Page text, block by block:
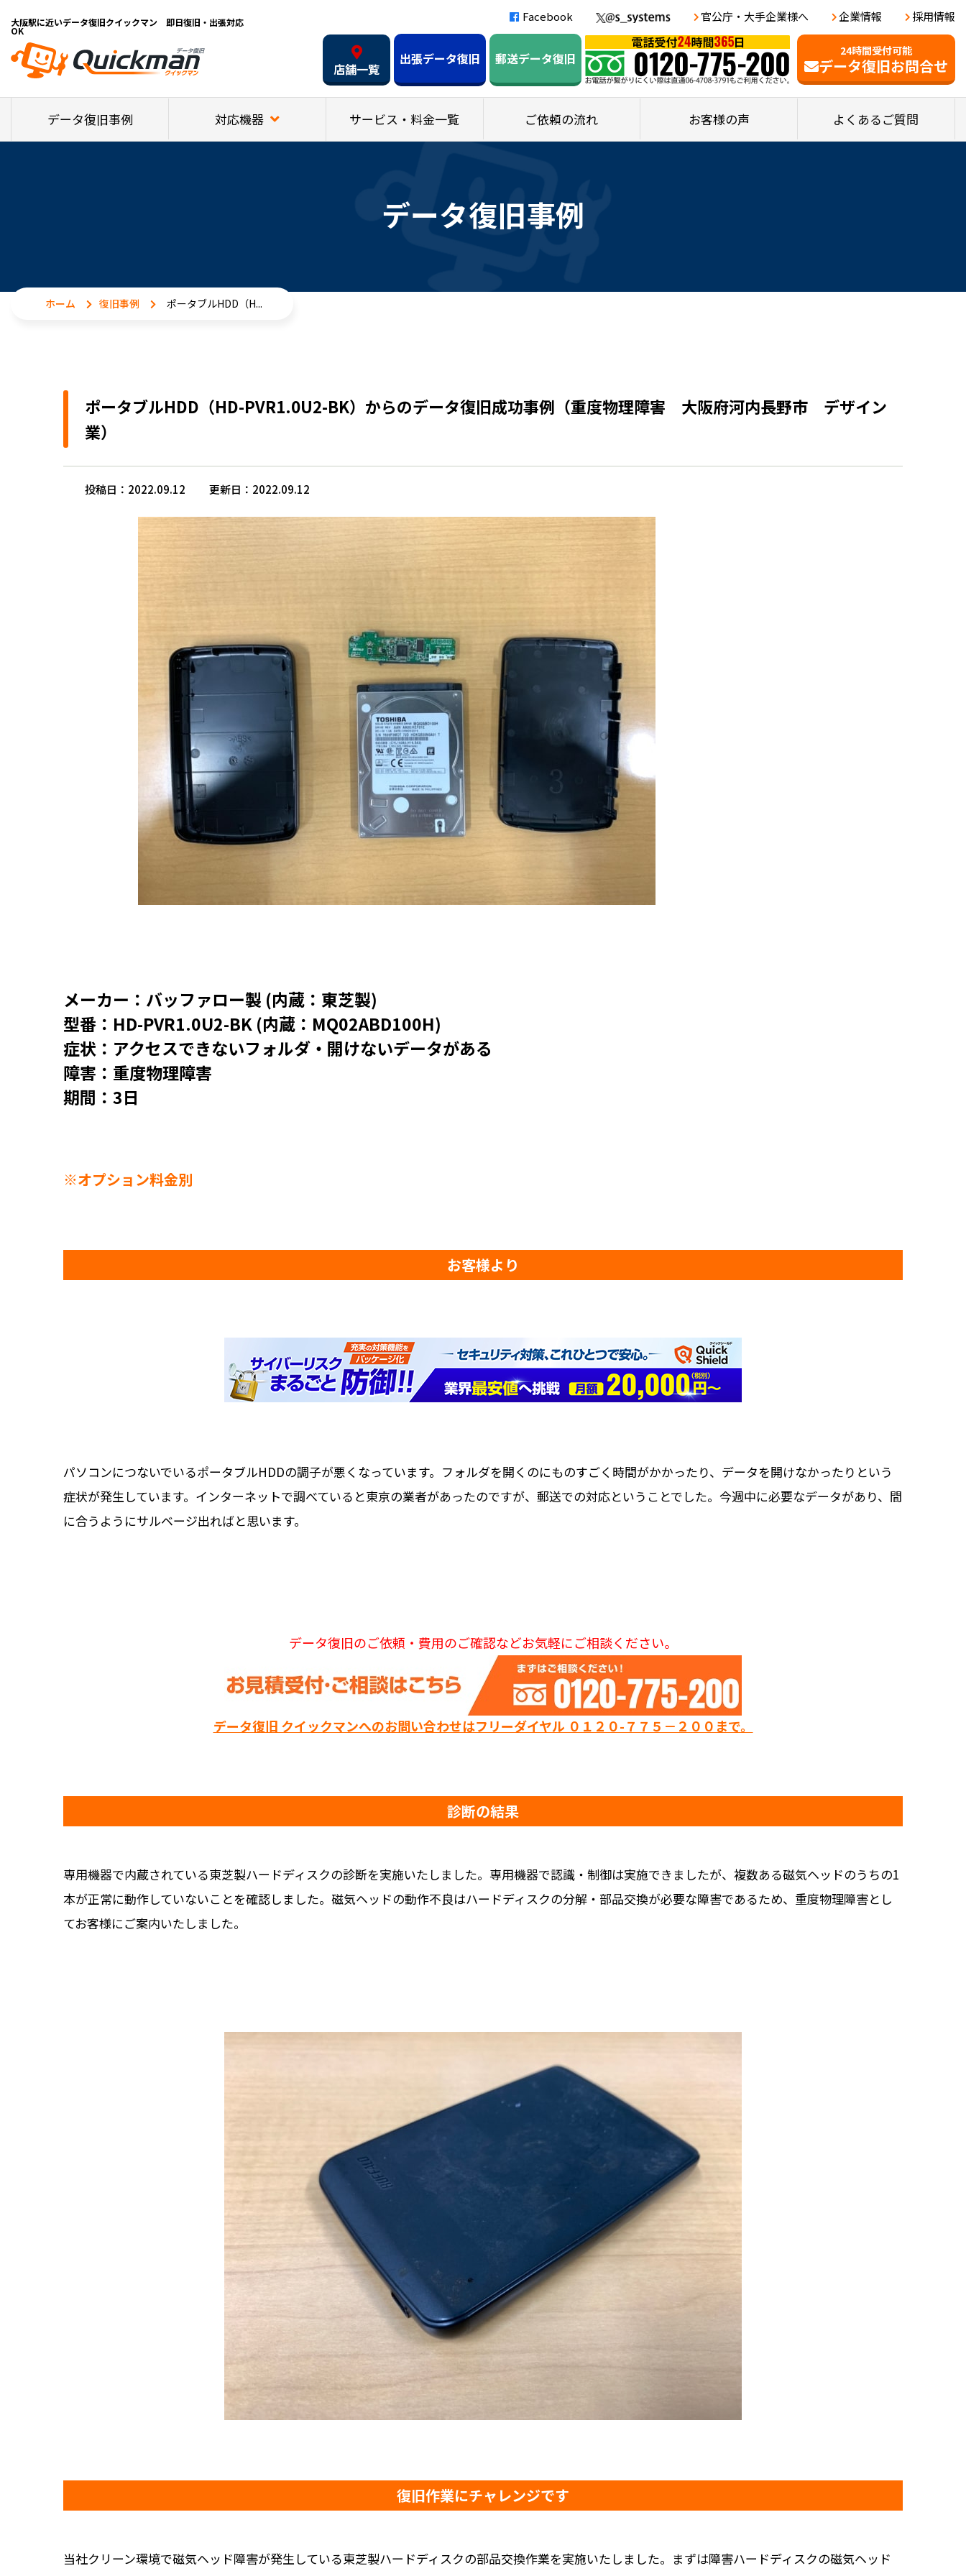
大阪駅に近いデータ復旧クイックマン 即日復旧・出張対応
OK
Facebook 官公庁・大手企業様へ 企業情報 採用情報
24時間受付可能
データ復旧お問合せ
店舗一覧
出張データ復旧 郵送データ復旧
データ復旧事例 対応機器 サービス・料金一覧 ご依頼の流れ お客様の声 よくあるご質問
データ復旧事例
ホーム 復旧事例 ポータブルHDD（H...
ポータブルHDD（HD-PVR1.0U2-BK）からのデータ復旧成功事例（重度物理障害 大阪府河内長野市 デザイン
業）
投稿日：2022.09.12 更新日：2022.09.12
メーカー：バッファロー製 (内蔵：東芝製)
型番：HD-PVR1.0U2-BK (内蔵：MQ02ABD100H)
症状：アクセスできないフォルダ・開けないデータがある
障害：重度物理障害
期間：3日
※オプション料金別
お客様より
パソコンにつないでいるポータブルHDDの調子が悪くなっています。フォルダを開くのにものすごく時間がかかったり、データを開けなかったりという
症状が発生しています。インターネットで調べていると東京の業者があったのですが、郵送での対応ということでした。今週中に必要なデータがあり、間
に合うようにサルベージ出ればと思います。
データ復旧のご依頼・費用のご確認などお気軽にご相談ください。
データ復旧 クイックマンへのお問い合わせはフリーダイヤル ０１２０-７７５－２００まで。
診断の結果
専用機器で内蔵されている東芝製ハードディスクの診断を実施いたしました。専用機器で認識・制御は実施できましたが、複数ある磁気ヘッドのうちの1
本が正常に動作していないことを確認しました。磁気ヘッドの動作不良はハードディスクの分解・部品交換が必要な障害であるため、重度物理障害とし
てお客様にご案内いたしました。
復旧作業にチャレンジです
当社クリーン環境で磁気ヘッド障害が発生している東芝製ハードディスクの部品交換作業を実施いたしました。まずは障害ハードディスクの磁気ヘッド